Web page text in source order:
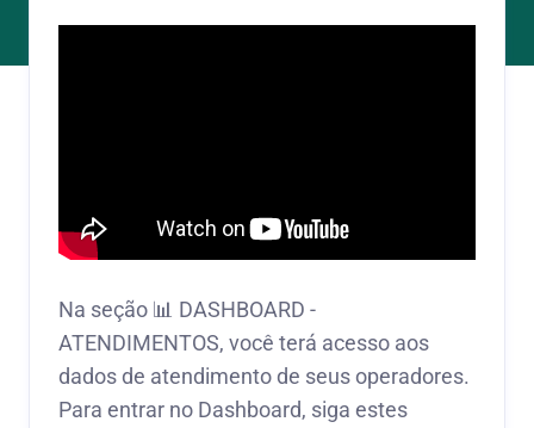
Na seção 📊 DASHBOARD -
ATENDIMENTOS, você terá acesso aos
dados de atendimento de seus operadores.
Para entrar no Dashboard, siga estes